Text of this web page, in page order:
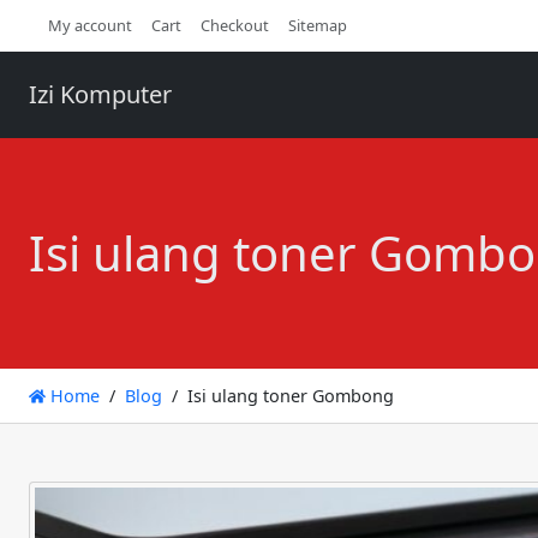
My account Cart Checkout Sitemap
Izi Komputer
Isi ulang toner
Home Blog Isi ulang toner Gombong